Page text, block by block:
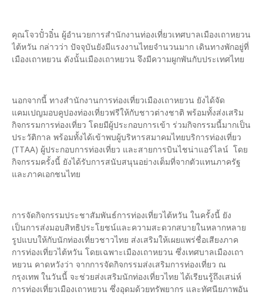
คุณโจวปั๋วอิ๋น ผู้อำนวยการสำนักงานท่องเที่ยวเทศบาลเมืองเถาหยวน
ไต้หวัน กล่าวว่า ปัจจุบันยังมีแรงงานไทยจำนวนมาก เดินทางพักอยู่ที่
เมืองเถาหยวน ดังนั้นเมืองเถาหยวน จึงมีความผูกพันกับประเทศไทย
นอกจากนี้ ทางสำนักงานการท่องเที่ยวเมืองเถาหยวน ยังได้จัด
แคมเปญมอบคูปองท่องเที่ยวฟรีให้กับชาวต่างชาติ พร้อมทั้งส่งเสริม
กิจกรรมการท่องเที่ยว โดยมีผู้ประกอบการเข้า ร่วมกิจกรรมนี้มากเป็น
ประวัติกาล พร้อมทั้งได้เข้าพบผู้บริหารสมาคมไทยบริการท่องเที่ยว
(TTAA) ผู้ประกอบการท่องเที่ยว และสายการบินไชน่าแอร์ไลน์ โดย
กิจกรรมครั้งนี้ ยังได้รับการสนับสนุนอย่างเต็มที่จากตัวแทนภาครัฐ
และภาคเอกชนไทย
การจัดกิจกรรมประชาสัมพันธ์การท่องเที่ยวไต้หวัน ในครั้งนี้ ยัง
เป็นการส่งมอบสิทธิประโยชน์และความสะดวกสบายในหลากหลาย
รูปแบบให้กับนักท่องเที่ยวชาวไทย ส่งเสริมให้เผยแพร่ชื่อเสียงภาค
การท่องเที่ยวไต้หวัน โดยเฉพาะเมืองเถาหยวน ซึ่งเทศบาลเมืองเถา
หยวน คาดหวังว่า จากการจัดกิจกรรมส่งเสริมการท่องเที่ยว ณ
กรุงเทพ ในวันนี้ จะช่วยส่งเสริมนักท่องเที่ยวไทย ได้เรียนรู้ถึงเสน่ห์
การท่องเที่ยวเมืองเถาหยวน ซึ่งอุดมด้วยทรัพยากร และทัศนียภาพอัน